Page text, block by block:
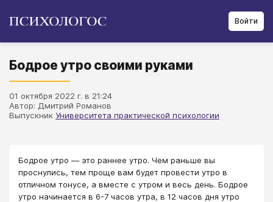
Войти
Бодрое утро своими руками
01 октября 2022 г. в 21:24
Автор: Дмитрий Романов
Выпускник Университета практической психологии
Бодрое утро — это раннее утро. Чем раньше вы
проснулись, тем проще вам будет провести утро в
отличном тонусе, а вместе с утром и весь день. Бодрое
утро начинается в 6-7 часов утра, в 12 часов дня утро